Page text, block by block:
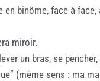
en binôme, face à
miroir.
un bras, se
(même sens : ma